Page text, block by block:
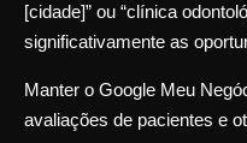
[cidade]” ou “clínica
significativamente as
Manter o Google Meu
avaliações de pacientes e